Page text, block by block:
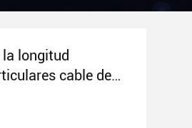
la longitud
cable de